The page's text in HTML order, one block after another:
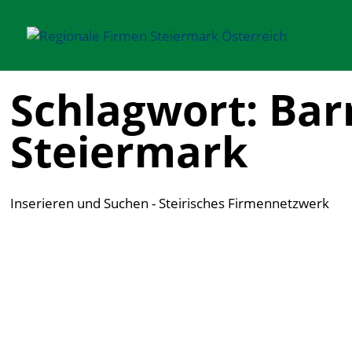
Schlagwort:
Steiermark
Inserieren und Suchen - Steirisches Firmennetzwerk